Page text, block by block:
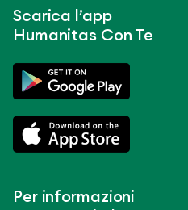
Scarica l’app
Humanitas Con Te
Per informazioni